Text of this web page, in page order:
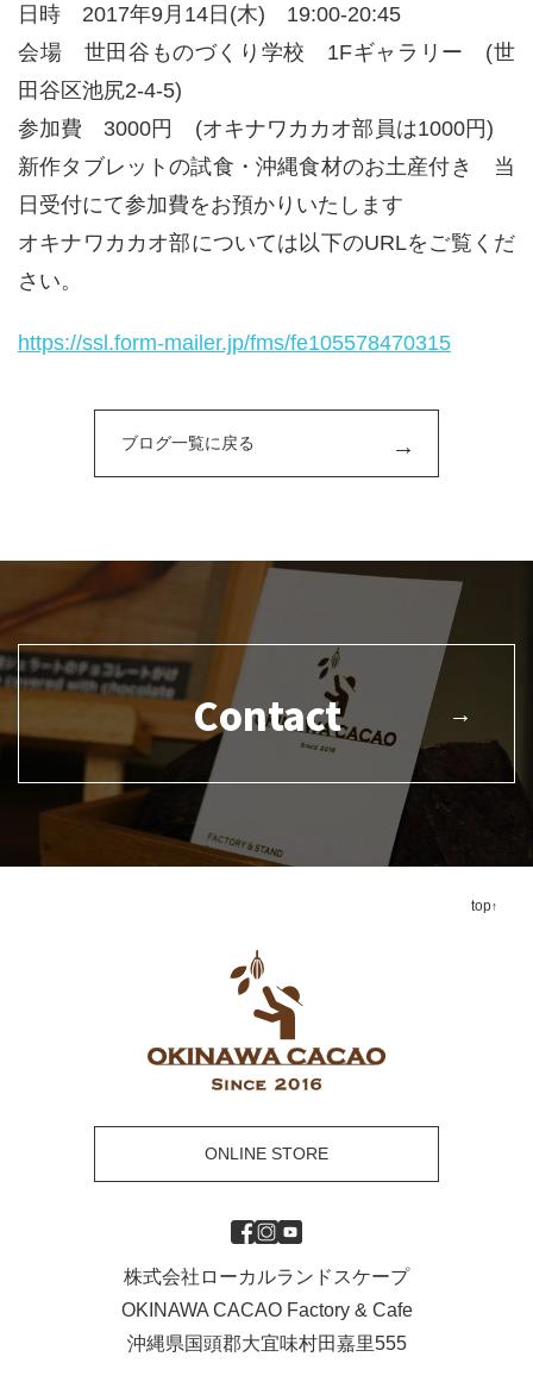
日時 2017年9月14日(木) 19:00-20:45
会場 世田谷ものづくり学校 1Fギャラリー (世
田谷区池尻2-4-5)
参加費 3000円 (オキナワカカオ部員は1000円)
新作タブレットの試食・沖縄食材のお土産付き 当
日 受付にて参加費をお預かりいたします
オキナワカカオ部については以下のURLをご覧くだ
さい。
https://ssl.form-mailer.jp/fms/fe105578470315
ブログ一覧に戻る
Contact
top
ONLINE STORE
株式会社ローカルランドスケープ
OKINAWA CACAO Factory & Cafe
沖縄県国頭郡大宜味村田嘉里555